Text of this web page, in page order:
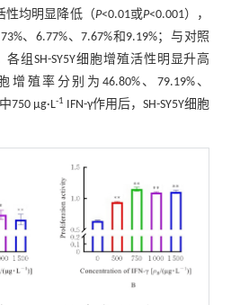
性均明显降低（P<0.01或P<0.001），
、6.77%、7.67%和9.19%；与对照
各组SH-SY5Y细胞增殖活性明显升高
增殖率分别为46.80%、79.19%、
750 μg·L-1 IFN-γ作用后，SH-SY5Y细胞